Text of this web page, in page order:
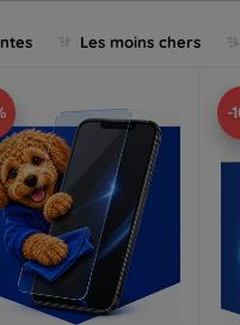
Les moins chers
-